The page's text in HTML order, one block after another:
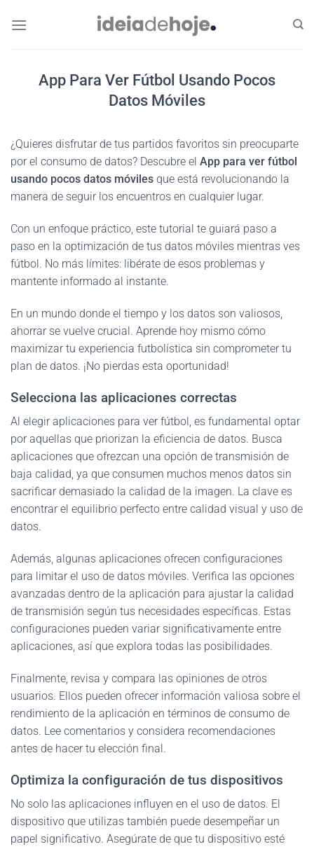
App Para Ver Fútbol Usando Pocos
Datos Móviles
¿Quieres disfrutar de tus partidos favoritos sin preocuparte
por el consumo de datos? Descubre el App para ver fútbol
usando pocos datos móviles que está revolucionando la
manera de seguir los encuentros en cualquier lugar.
Con un enfoque práctico, este tutorial te guiará paso a
paso en la optimización de tus datos móviles mientras ves
fútbol. No más límites: libérate de esos problemas y
mantente informado al instante.
En un mundo donde el tiempo y los datos son valiosos,
ahorrar se vuelve crucial. Aprende hoy mismo cómo
maximizar tu experiencia futbolística sin comprometer tu
plan de datos. ¡No pierdas esta oportunidad!
Selecciona las aplicaciones correctas
Al elegir aplicaciones para ver fútbol, es fundamental optar
por aquellas que priorizan la eficiencia de datos. Busca
aplicaciones que ofrezcan una opción de transmisión de
baja calidad, ya que consumen muchos menos datos sin
sacrificar demasiado la calidad de la imagen. La clave es
encontrar el equilibrio perfecto entre calidad visual y uso de
datos.
Además, algunas aplicaciones ofrecen configuraciones
para limitar el uso de datos móviles. Verifica las opciones
avanzadas dentro de la aplicación para ajustar la calidad
de transmisión según tus necesidades específicas. Estas
configuraciones pueden variar significativamente entre
aplicaciones, así que explora todas las posibilidades.
Finalmente, revisa y compara las opiniones de otros
usuarios. Ellos pueden ofrecer información valiosa sobre el
rendimiento de la aplicación en términos de consumo de
datos. Lee comentarios y considera recomendaciones
antes de hacer tu elección final.
Optimiza la configuración de tus dispositivos
No solo las aplicaciones influyen en el uso de datos. El
dispositivo que utilizas también puede desempeñar un
papel significativo. Asegúrate de que tu dispositivo esté